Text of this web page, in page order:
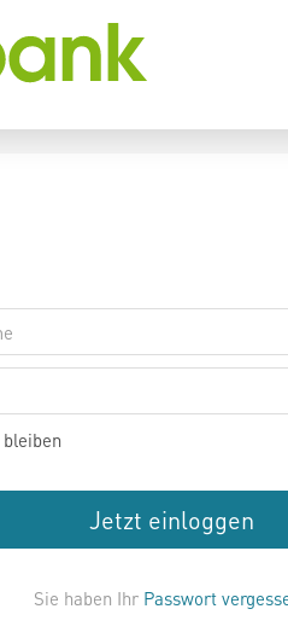
Jetzt einloggen
Sie haben Ihr Passwort